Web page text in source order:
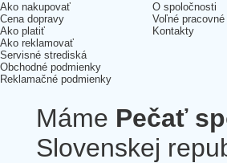
Ako nakupovať
Cena dopravy
Ako platiť
Ako reklamovať
Servisné strediská
Obchodné podmienky
Reklamačné podmienky
O spoločnosti
Voľné
Kontakty
Máme Pečať
Slovenskej